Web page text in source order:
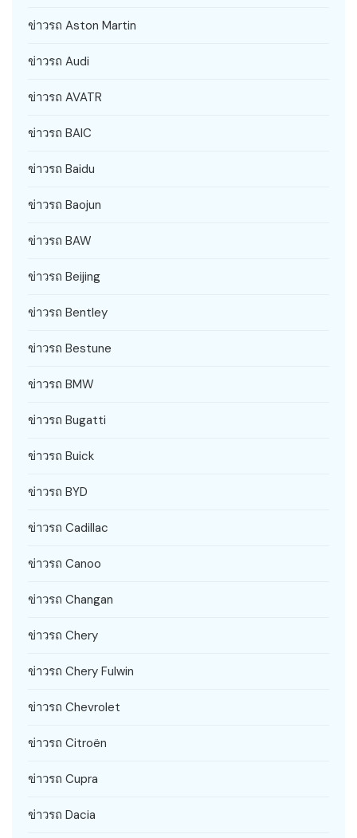
ข่าวรถ Aston Martin
ข่าวรถ Audi
ข่าวรถ AVATR
ข่าวรถ BAIC
ข่าวรถ Baidu
ข่าวรถ Baojun
ข่าวรถ BAW
ข่าวรถ Beijing
ข่าวรถ Bentley
ข่าวรถ Bestune
ข่าวรถ BMW
ข่าวรถ Bugatti
ข่าวรถ Buick
ข่าวรถ BYD
ข่าวรถ Cadillac
ข่าวรถ Canoo
ข่าวรถ Changan
ข่าวรถ Chery
ข่าวรถ Chery Fulwin
ข่าวรถ Chevrolet
ข่าวรถ Citroën
ข่าวรถ Cupra
ข่าวรถ Dacia